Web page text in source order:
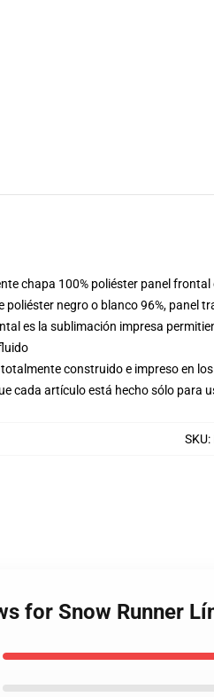
chapa 100% poliéster panel
poliéster negro o blanco 96%, panel
es la sublimación impresa
construido e impreso en los
cada artículo está hecho sólo para
SKU:
for Snow Runner